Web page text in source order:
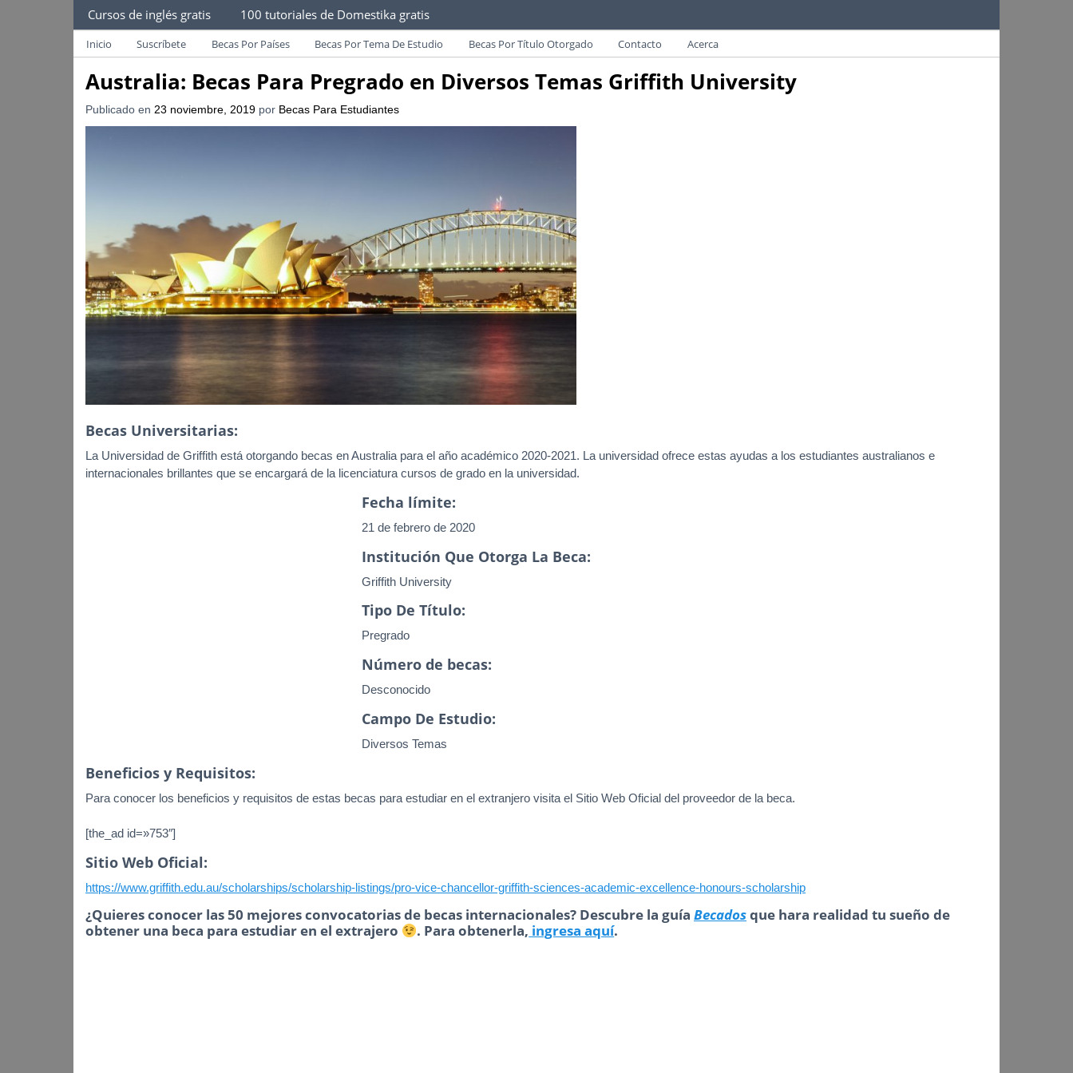
Becas Para Estudiantes
Cursos de inglés gratis 100 tutoriales de Domestika gratis
Becas Para Paraguayos
Oferta de becas para Paraguayos. Encuentra las convocatorias y requisitos de becas para Paraguayos.
Despliega Este Menú
Inicio Suscríbete Becas Por Países Becas Por Tema De Estudio Becas Por Título Otorgado Contacto Acerca
Australia: Becas Para Pregrado en Diversos Temas Griffith University
Publicado en 23 noviembre, 2019 por Becas Para Estudiantes
Becas Universitarias:
La Universidad de Griffith está otorgando becas en Australia para el año académico 2020-2021. La universidad ofrece estas ayudas a los estudiantes australianos e
internacionales brillantes que se encargará de la licenciatura cursos de grado en la universidad.
Fecha límite:
21 de febrero de 2020
Institución Que Otorga La Beca:
Griffith University
Tipo De Título:
Pregrado
Número de becas:
Desconocido
Campo De Estudio:
Diversos Temas
Beneficios y Requisitos:
Para conocer los beneficios y requisitos de estas becas para estudiar en el extranjero visita el Sitio Web Oficial del proveedor de la beca.
[the_ad id=»753″]
Sitio Web Oficial:
https://www.griffith.edu.au/scholarships/scholarship-listings/pro-vice-chancellor-griffith-sciences-academic-excellence-honours-scholarship
¿Quieres conocer las 50 mejores convocatorias de becas internacionales? Descubre la guía Becadosque hara realidad tu sueño de
obtener una beca para estudiar en el extrajero
. Para obtenerla, ingresa aquí.